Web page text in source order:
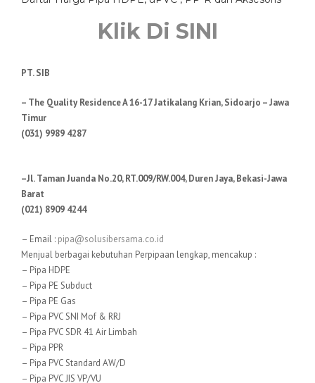
Klik Di SINI
PT. SIB
– The Quality Residence A 16-17 Jatikalang Krian, Sidoarjo – Jawa
Timur
(031) 9989 4287
–Jl. Taman Juanda No.20, RT.009/RW.004, Duren Jaya, Bekasi-Jawa
Barat
(021) 8909 4244
– Email : pipa@solusibersama.co.id
Menjual berbagai kebutuhan Perpipaan lengkap, mencakup :
– Pipa HDPE
– Pipa PE Subduct
– Pipa PE Gas
– Pipa PVC SNI Mof & RRJ
– Pipa PVC SDR 41 Air Limbah
– Pipa PPR
– Pipa PVC Standard AW/D
– Pipa PVC JIS VP/VU